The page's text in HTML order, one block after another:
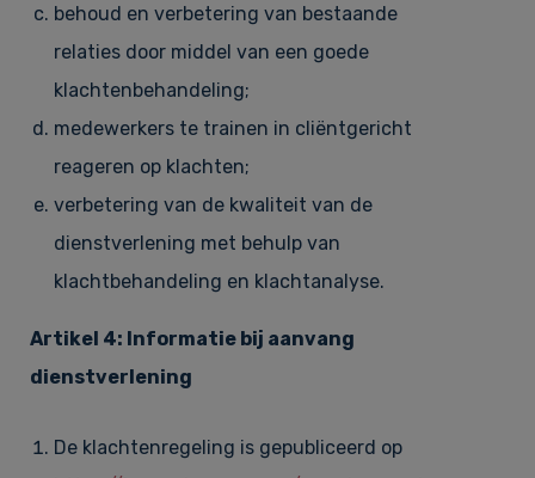
behoud en verbetering van bestaande
relaties door middel van een goede
klachtenbehandeling;
medewerkers te trainen in cliëntgericht
reageren op klachten;
verbetering van de kwaliteit van de
dienstverlening met behulp van
klachtbehandeling en klachtanalyse.
Artikel 4: Informatie bij aanvang
dienstverlening
De klachtenregeling is gepubliceerd op